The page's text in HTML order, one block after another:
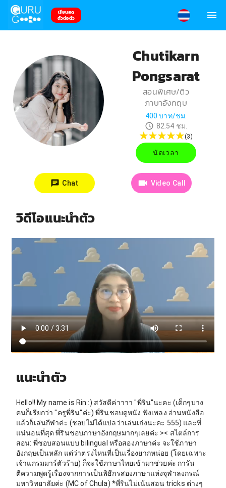
เรียนสด
ตัวต่อตัว
Chutikarn
Pongsarat
สอนพิเศษ/ติว
ภาษาอังกฤษ
400 บาท/ชม.
82.54 ชม.
(3)
นัดเวลา
Chat Video Call
วิดีโอแนะนำตัว
แนะนำตัว
Hello!! My name is Rin :) สวัสดีค่าาาา "พี่ริน"นะคะ (เด็กๆบาง
คนก็เรียกว่า "ครูพี่ริน"ค่ะ) พี่รินชอบดูหนัง ฟังเพลง อ่านหนังสือ
แล้วก็เล่นกีฬาค่ะ (ชอบไม่ได้แปลว่าเล่นเก่งนะคะ 555) และที่
แน่นอนที่สุด พี่รินชอบภาษาอังกฤษมากๆเลยค่ะ >< สไตล์การ
สอน: พี่ชอบสอนแบบ bilingual หรือสองภาษาค่ะ จะใช้ภาษา
อังกฤษเป็นหลัก แต่ว่าตรงไหนที่เป็นเรื่องยากหน่อย (โดยเฉพาะ
เจ้าแกรมมาร์ตัวร้าย) ก็จะใช้ภาษาไทยเข้ามาช่วยค่ะ การัน
ตีความพูดรู้เรื่องจากการเป็นพิธีกรสองภาษาแห่งจุฬาลงกรณ์
มหาวิทยาลัยค่ะ (MC of Chula) *พี่รินไม่เน้นสอน tricks ต่างๆ